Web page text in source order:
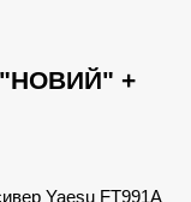
"НОВИЙ" +
Yaesu FT991А